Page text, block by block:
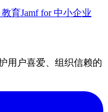
教育Jamf for 中小企业
用户喜爱、组织信赖的